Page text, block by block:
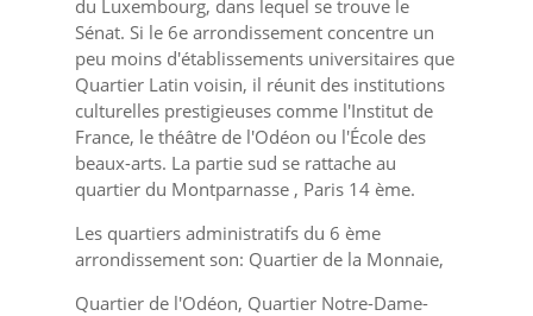
du Luxembourg, dans lequel se trouve le
Sénat. Si le 6earrondissement concentre un
peu moins d'établissements universitaires que
Quartier Latin voisin, il réunit des institutions
culturelles prestigieuses comme l'Institut de
France, le théâtre de l'Odéon ou l'École des
beaux-arts. La partie sud se rattache au
quartier du Montparnasse , Paris 14 ème.
Les quartiers administratifs du 6 ème
arrondissement son: Quartier de la Monnaie,
Quartier de l'Odéon, Quartier Notre-Dame-